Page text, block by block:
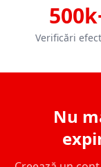
Verificări
Nu